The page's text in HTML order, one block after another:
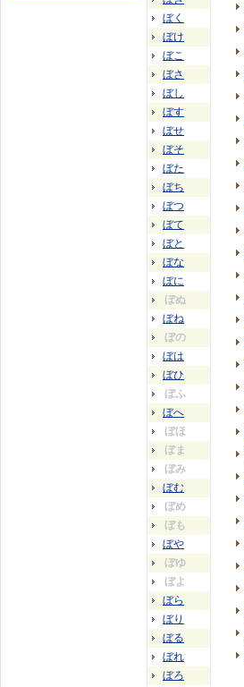
ぼく
ぼけ
ぼこ
ぼさ
ぼし
ぼす
ぼせ
ぼそ
ぼた
ぼち
ぼつ
ぼて
ぼと
ぼな
ぼに
ぼぬ
ぼね
ぼの
ぼは
ぼひ
ぼふ
ぼへ
ぼほ
ぼま
ぼみ
ぼむ
ぼめ
ぼも
ぼや
ぼゆ
ぼよ
ぼら
ぼり
ぼる
ぼれ
ぼろ